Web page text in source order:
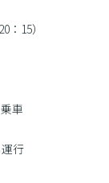
15）
車
行